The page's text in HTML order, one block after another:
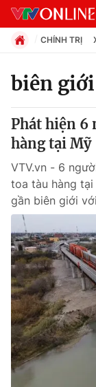
Chuyên mục
Chính trị
Xã hội
Pháp luật
Y tế
Thế giới
Tin tức
Thế giới đó đây
Kinh tế
Tài chính
CHÍNH TRỊ
biên
Phát hiện 6
hàng tại Mỹ
VTV.vn - 6
toa tàu hàng tại
gần biên giới